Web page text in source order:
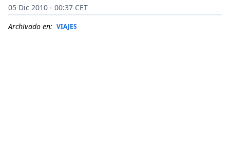
05 Dic 2010 - 00:37 CET
Archivado en: VIAJES